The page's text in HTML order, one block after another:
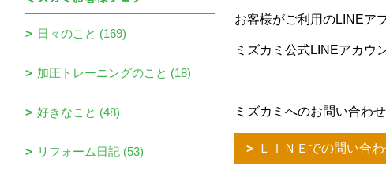
お客様がご利用のLINEア
ミズカミ公式LINEアカウ
ミズカミへのお問い合わ
ＬＩＮＥでの問い合
日々のこと (169)
加圧トレーニングのこと (18)
好きなこと (48)
リフォーム日記 (53)